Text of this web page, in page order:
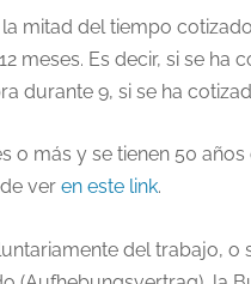
mitad del tiempo
meses. Es decir, si se ha
durante 9, si se ha
o más y se tienen 50
veren este link.
del trabajo,